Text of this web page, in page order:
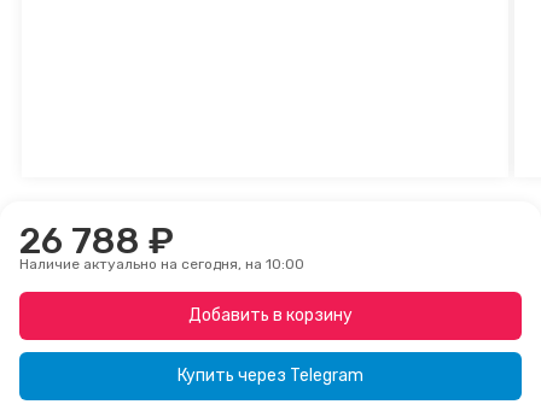
26 788 ₽
Наличие актуально на сегодня, на 10:00
Добавить в корзину
Купить через Telegram